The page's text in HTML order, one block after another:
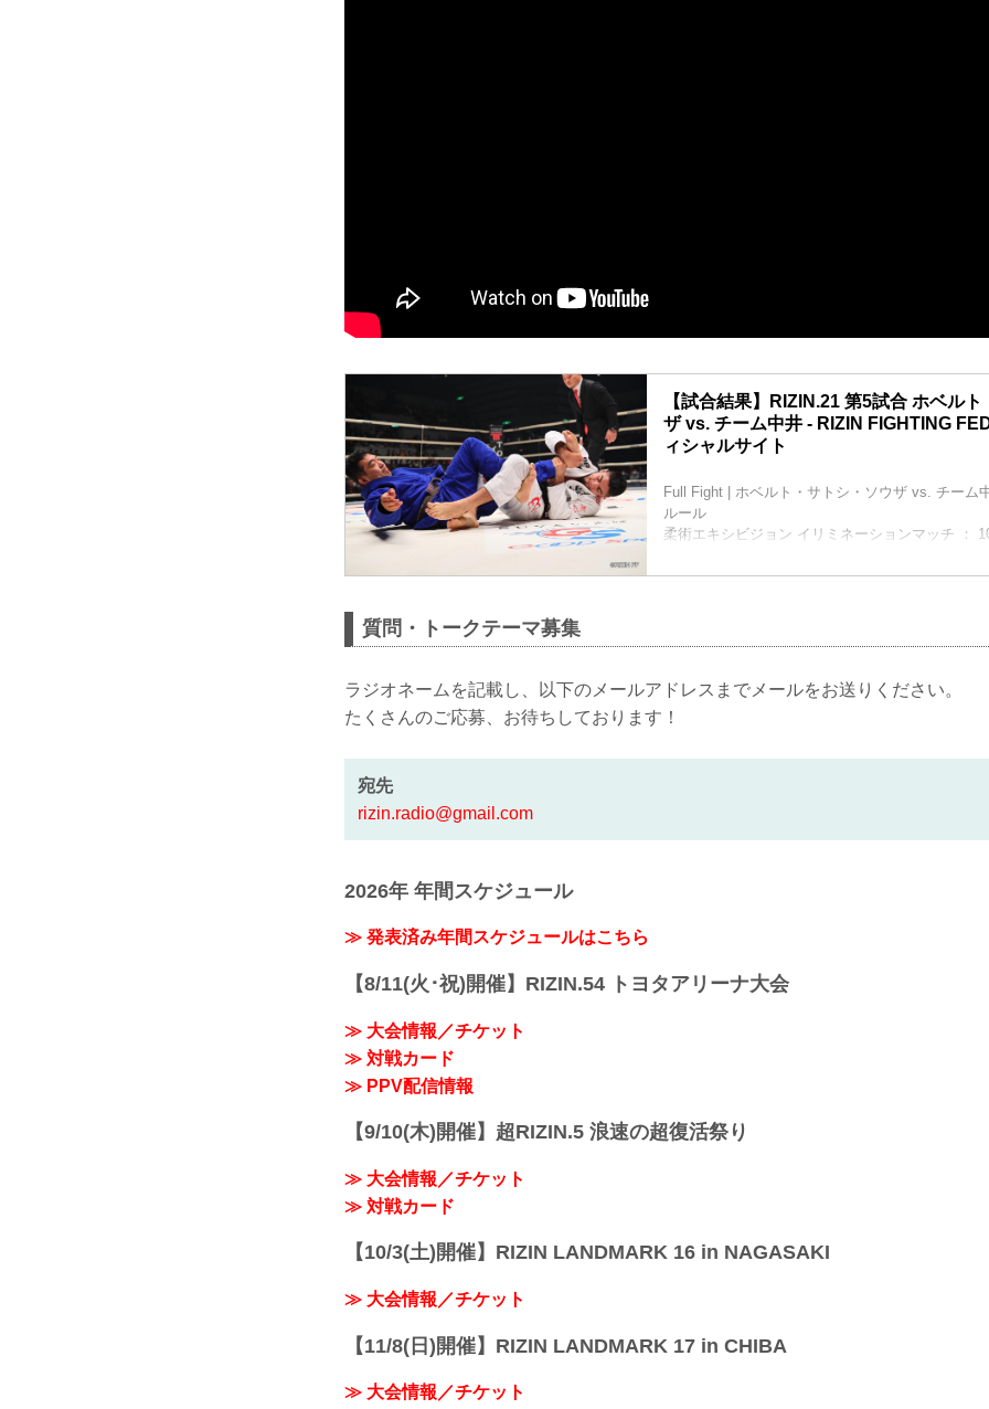
【試合結果】RIZIN.21 第5試合 ホベル
ザ vs. チーム中井 - RIZIN FIGHTING
ィシャルサイト
Full Fight | ホベルト・サトシ・ソウザ vs. チーム
ルール
柔術エキシビジョン イリミネーションマッチ ：
10分
サトシ・ソウザに一本取られた人は順に抜けてい
キシビジョンイリミネーションマッチ」。ロープ
り、一本取られて...
質問・トークテーマ募集
ラジオネームを記載し、以下のメールアドレスまでメールをお送りください。
たくさんのご応募、お待ちしております！
宛先
rizin.radio@gmail.com
2026年 年間スケジュール
≫ 発表済み年間スケジュールはこちら
【8/11(火･祝)開催】RIZIN.54 トヨタアリーナ大会
≫ 大会情報／チケット
≫ 対戦カード
≫ PPV配信情報
【9/10(木)開催】超RIZIN.5 浪速の超復活祭り
≫ 大会情報／チケット
≫ 対戦カード
【10/3(土)開催】RIZIN LANDMARK 16 in NAGASAKI
≫ 大会情報／チケット
【11/8(日)開催】RIZIN LANDMARK 17 in CHIBA
≫ 大会情報／チケット